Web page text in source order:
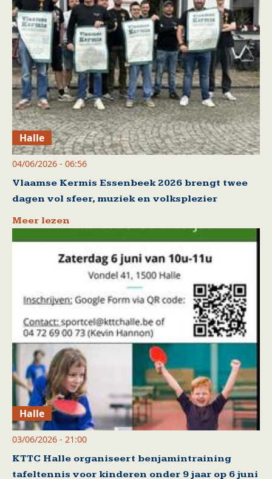
Halle
04/06/2026 - 06:56
Vlaamse Kermis Essenbeek 2026 brengt twee
dagen vol sfeer, muziek en volksplezier
Meer lezen
Halle
03/06/2026 - 21:00
KTTC Halle organiseert benjamintraining
tafeltennis voor kinderen onder 9 jaar op 6 juni